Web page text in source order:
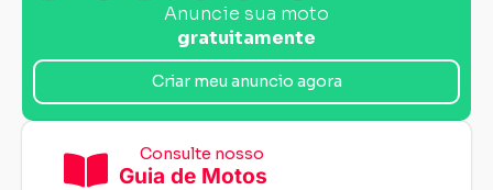
Anuncie sua moto
gratuitamente
Criar meu anuncio agora
Consulte nosso
Guia de Motos